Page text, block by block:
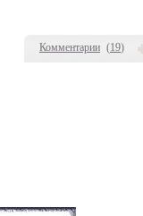
Комментарии (19)